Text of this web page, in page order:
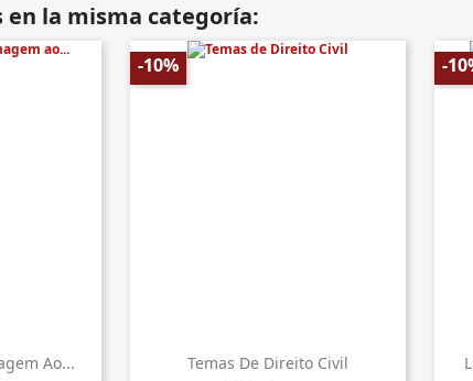
la misma categoría:
Ao...
Temas De Direito Civil
-10% -